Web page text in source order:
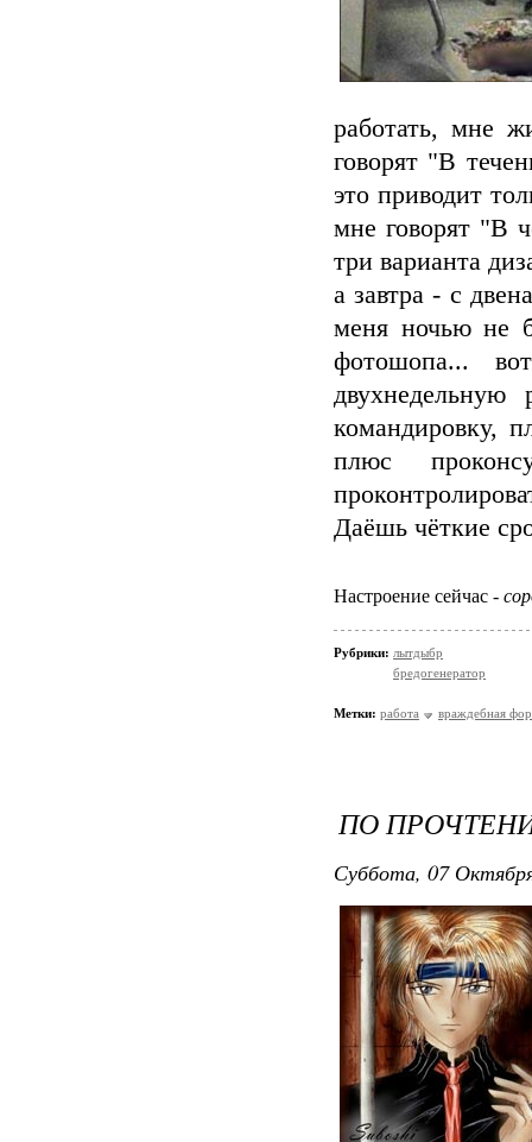
работать, мне
говорят "В
это приводит
мне говорят "В
три варианта
а завтра - с
меня ночью не
фотошопа...
командировку,
плюс
Даёшь чёткие
Настроение сейчас -
Рубрики: лытдыбр
бредогенератор
Метки: работа враждебная
ПО
Суббота, 07